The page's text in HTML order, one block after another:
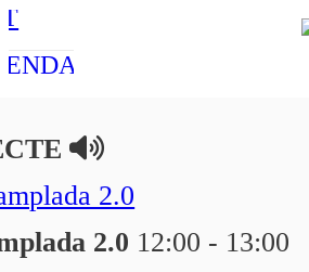
2.0 12:00 - 13:00